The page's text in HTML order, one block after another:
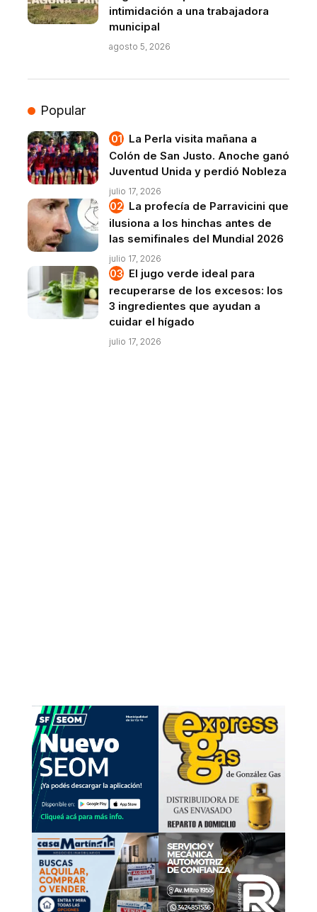
intimidación a una trabajadora
municipal
agosto 5, 2026
Popular
La Perla visita mañana a
Colón de San Justo. Anoche ganó
Juventud Unida y perdió Nobleza
julio 17, 2026
La profecía de Parravicini que
ilusiona a los hinchas antes de
las semifinales del Mundial 2026
julio 17, 2026
El jugo verde ideal para
recuperarse de los excesos: los
3 ingredientes que ayudan a
cuidar el hígado
julio 17, 2026